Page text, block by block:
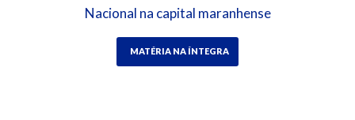
Nacional na capital maranhense
MATÉRIA NA ÍNTEGRA